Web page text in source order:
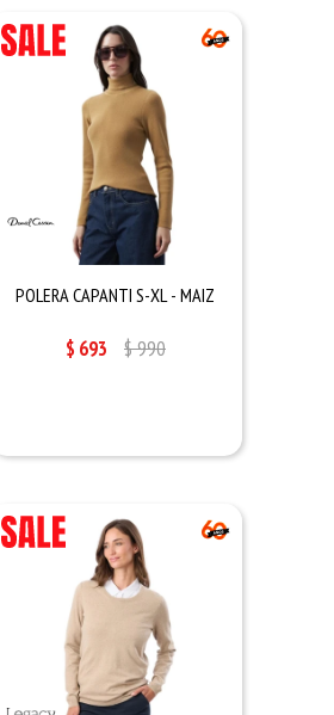
POLERA CAPANTI S-XL - MAIZ
$ 693 $990